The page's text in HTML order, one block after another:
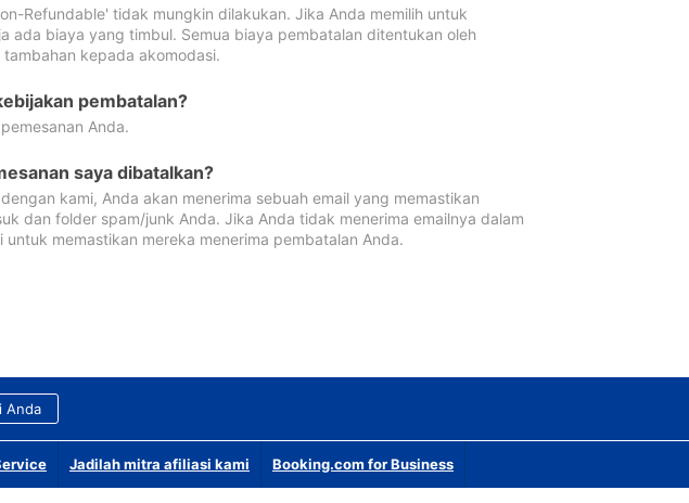
Refundable' tidak mungkin dilakukan. Jika Anda memilih untuk
ada biaya yang timbul. Semua biaya pembatalan ditentukan oleh
kepada akomodasi.
pembatalan?
Anda.
saya dibatalkan?
kami, Anda akan menerima sebuah email yang memastikan
dan folder spam/junk Anda. Jika Anda tidak menerima emailnya dalam
memastikan mereka menerima pembatalan Anda.
Anda
Jadilah mitra afiliasi kami Booking.com for Business